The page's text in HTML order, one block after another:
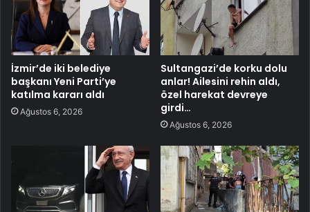
İzmir’de iki belediye
başkanı Yeni Parti’ye
katılma kararı aldı
Ağustos 6, 2026
Sultangazi’de korku dolu
anlar! Ailesini rehin aldı,
özel harekat devreye
girdi…
Ağustos 6, 2026